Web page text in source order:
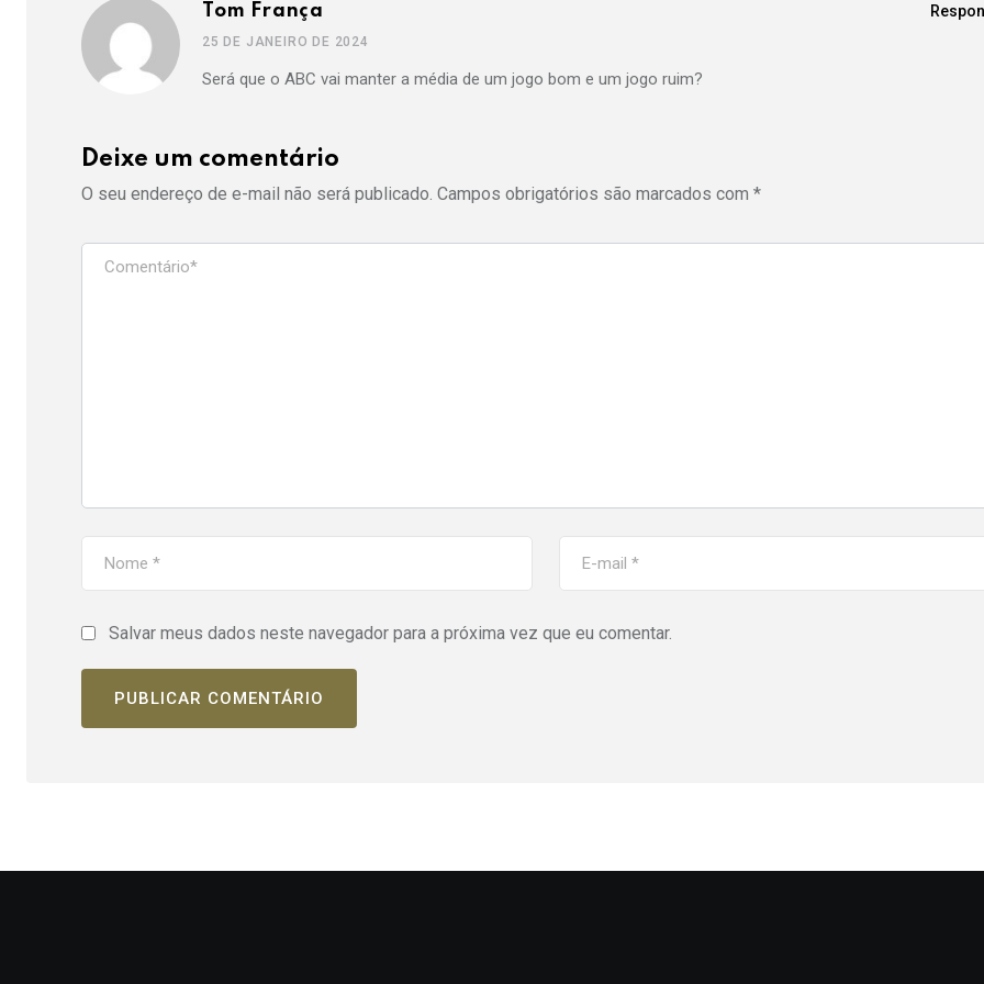
Tom França
25 DE JANEIRO DE 2024
Será que o ABC vai manter a média de um jogo bom e um jogo ruim?
Deixe um comentário
O seu endereço de e-mail não será publicado. Campos obrigatórios são marcados com *
Salvar meus dados neste navegador para a próxima vez que eu comentar.